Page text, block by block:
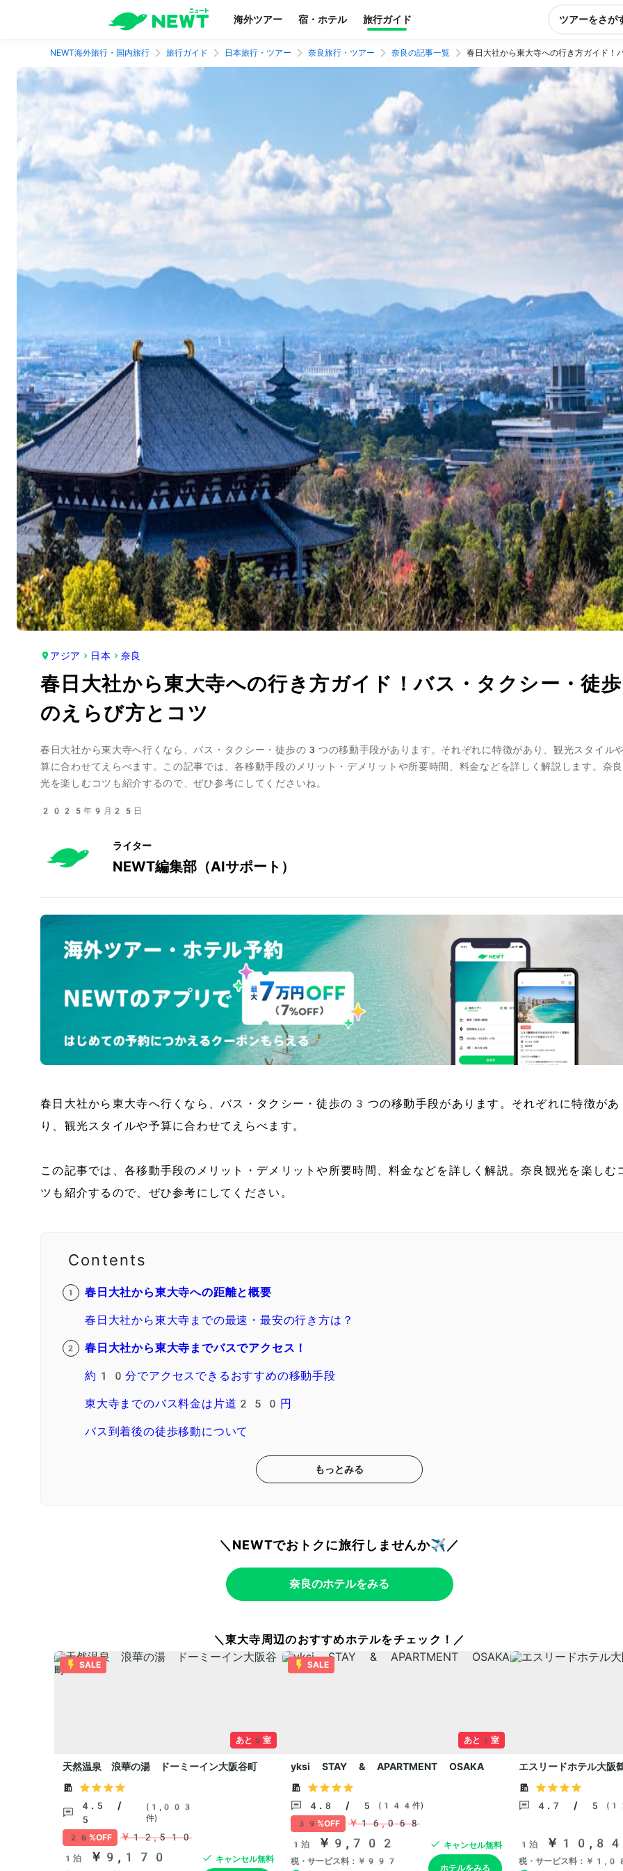
海外ツアー 宿・ホテル 旅行ガイド ツアーをさが
NEWT海外旅行・国内旅行 旅行ガイド 日本旅行・ツアー 奈良旅行・ツアー 奈良の記事一覧 春日大社から東大寺への行き方ガイド！
アジア 日本 奈良
春日大社から東大寺への行き方ガイド！バス・タクシー・徒歩
のえらび方とコツ
春日大社から東大寺へ行くなら、バス・タクシー・徒歩の3つの移動手段があります。それぞれに特徴があり、観光スタイル
算に合わせてえらべます。この記事では、各移動手段のメリット・デメリットや所要時間、料金などを詳しく解説します。奈
光を楽しむコツも紹介するので、ぜひ参考にしてくださいね。
2025年9月25日
ライター
NEWT編集部（AIサポート）
春日大社から東大寺へ行くなら、バス・タクシー・徒歩の3つの移動手段があります。それぞれに特徴があ
り、観光スタイルや予算に合わせてえらべます。
この記事では、各移動手段のメリット・デメリットや所要時間、料金などを詳しく解説。奈良観光を楽しむ
ツも紹介するので、ぜひ参考にしてください。
Contents
春日大社から東大寺への距離と概要
春日大社から東大寺までの最速・最安の行き方は？
春日大社から東大寺までバスでアクセス！
約10分でアクセスできるおすすめの移動手段
東大寺までのバス料金は片道250円
バス到着後の徒歩移動について
もっとみる
＼NEWTでおトクに旅行しませんか✈️／
奈良のホテルをみる
＼東大寺周辺のおすすめホテルをチェック！／